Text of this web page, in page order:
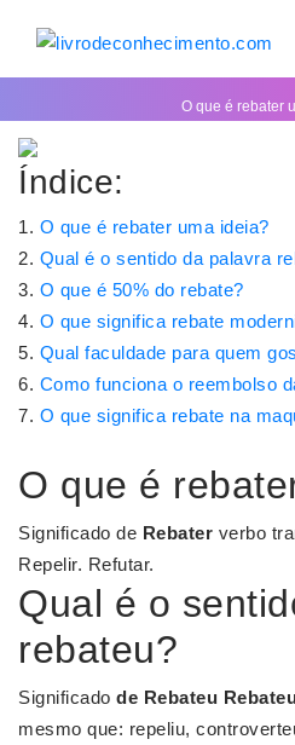
O que é rebater
Índice:
O que é rebater uma ideia?
Qual é o sentido da palavra
O que é 50% do rebate?
O que significa rebate
Qual faculdade para quem
Como funciona o reembolso
O que significa rebate na
O que é
Significado de Rebater verbo
Repelir. Refutar.
Qual é o
rebateu?
Significado de Rebateu
mesmo que: repeliu,